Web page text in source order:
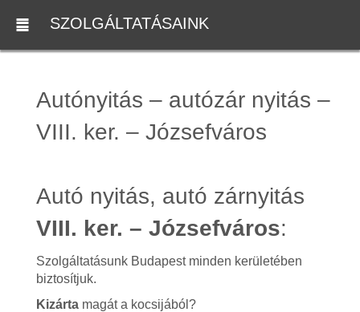
SZOLGÁLTATÁSAINK
Autónyitás – autózár nyitás –
VIII. ker. – Józsefváros
Autó nyitás, autó zárnyitás
VIII. ker. – Józsefváros:
Szolgáltatásunk Budapest minden kerületében
biztosítjuk.
Kizártamagát a kocsijából?